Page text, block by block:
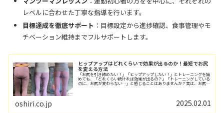
レベルに合わせた丁寧な指導を行います。
目標達成を徹底サポート ：目標設定から進捗確認、食事管理やモ
チベーション維持までフルサポートします。
ヒップアップはどれくらいで効果が出るのか！最短でお尻
を変える方法
「お尻を引き締めたい！」「ヒップアップしたい！」とトレーニングを始
めても、「どれくらい続ければ効果が出るの？」「トレーニングしている
のに、お尻が変わらない…」と感じることはありませんか？実は、お尻の
oshiri.co.jp 2025.02.01